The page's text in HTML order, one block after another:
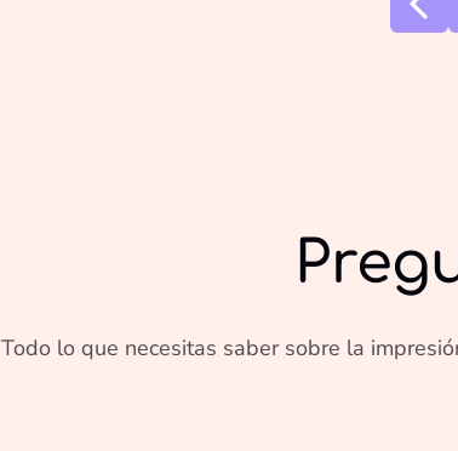
Todo lo que necesitas saber sobre la